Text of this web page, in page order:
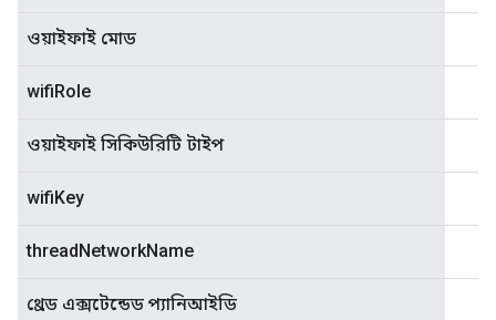
ওয়াইফাই মোড
wifiRole
ওয়াইফাই সিকিউরিটি টাইপ
wifiKey
threadNetworkName
থ্রেড এক্সটেন্ডেড প্যানিআইডি